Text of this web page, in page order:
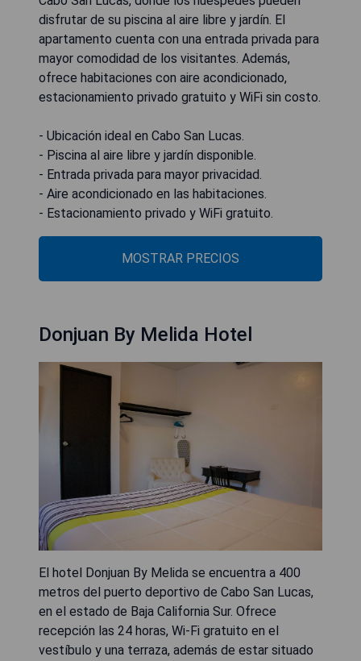
disfrutar de su piscina al aire libre y jardín. El
apartamento cuenta con una entrada privada para
mayor comodidad de los visitantes. Además,
ofrece habitaciones con aire acondicionado,
estacionamiento privado gratuito y WiFi sin costo.
- Ubicación ideal en Cabo San Lucas.
- Piscina al aire libre y jardín disponible.
- Entrada privada para mayor privacidad.
- Aire acondicionado en las habitaciones.
- Estacionamiento privado y WiFi gratuito.
MOSTRAR PRECIOS
Donjuan By Melida Hotel
El hotel Donjuan By Melida se encuentra a 400
metros del puerto deportivo de Cabo San Lucas,
en el estado de Baja California Sur. Ofrece
recepción las 24 horas, Wi-Fi gratuito en el
vestíbulo y una terraza, además de estar situado